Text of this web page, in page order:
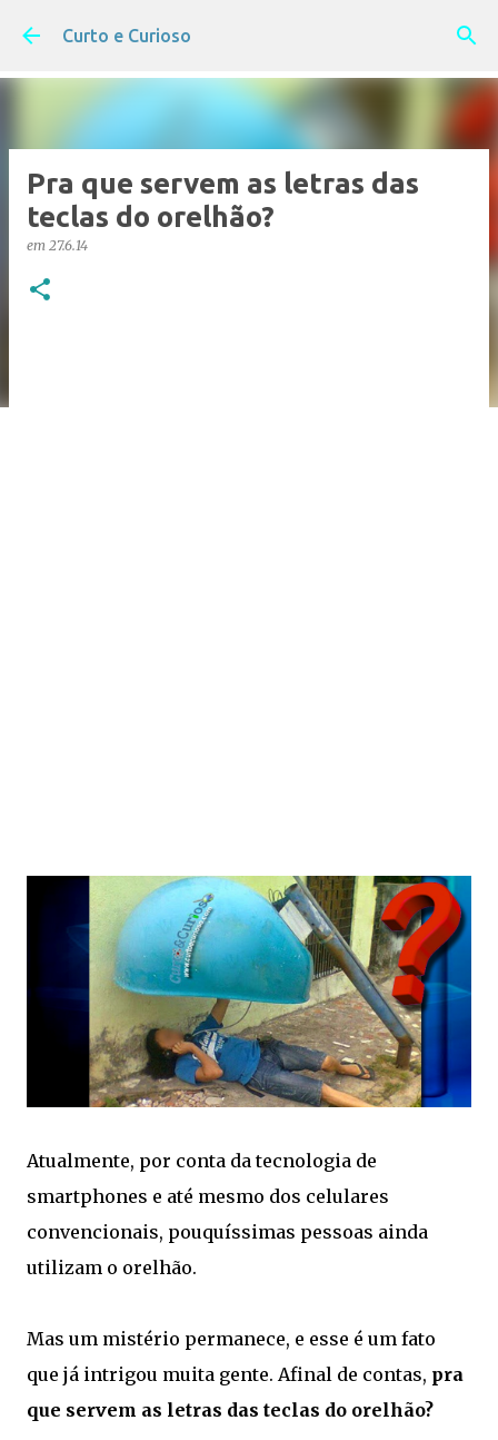
Pular para o conteúdo principal
Curto e Curioso
Pra que servem as letras das
teclas do orelhão?
em 27.6.14
Atualmente, por conta da tecnologia de
smartphones e até mesmo dos celulares
convencionais, pouquíssimas pessoas ainda
utilizam o orelhão.
Mas um mistério permanece, e esse é um fato
que já intrigou muita gente. Afinal de contas, pra
que servem as letras das teclas do orelhão?